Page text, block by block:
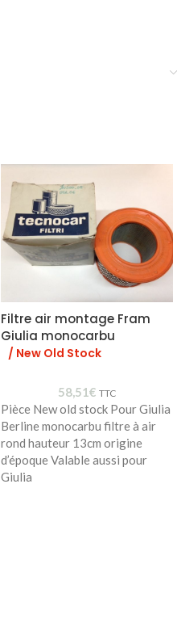
Filtre air montage Fram
Giulia monocarbu
/ New Old Stock
58,51€ TTC
Pièce New old stock Pour Giulia
Berline monocarbu filtre à air
rond hauteur 13cm origine
d’époque Valable aussi pour
Giulia